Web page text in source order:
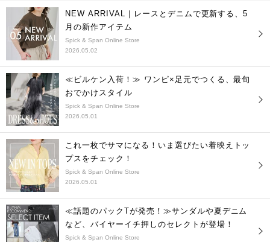
NEW ARRIVAL｜レースとデニムで更新する、5
月の新作アイテム
Spick & Span Online Store
2026.05.02
≪ビルケン入荷！≫ ワンピ×足元でつくる、最旬
おでかけスタイル
Spick & Span Online Store
2026.05.01
これ一枚でサマになる！いま選びたい着映えトッ
プスをチェック！
Spick & Span Online Store
2026.05.01
≪話題のパックTが発売！≫サンダルや夏デニム
など、バイヤーイチ押しのセレクトが登場！
Spick & Span Online Store